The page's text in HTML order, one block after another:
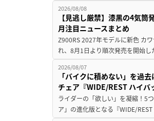
2026/08/08
【見逃し厳禁】漆黒の4気
月注目ニュースまとめ
Z900RS 2027年モデルに新色 カ
れ、8月1日より順次発売を開始
2026/08/07
「バイクに積めない」を過
チェア『WIDE/REST ハイバ
ライダーの「欲しい」を凝縮！5
ア」の進化版となる『WIDE/